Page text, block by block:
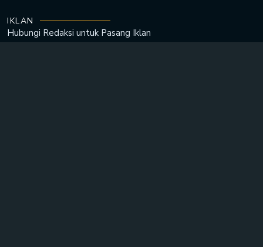
IKLAN
Hubungi Redaksi untuk Pasang Iklan